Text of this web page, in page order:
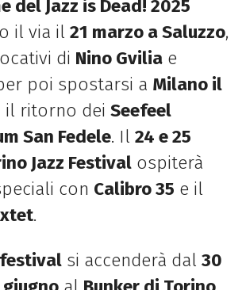
del Jazz is Dead! 2025
il via il 21 marzo a Saluzzo,
di Nino Gviliae
poi spostarsi a Milano il
ritorno dei Seefeel
San Fedele. Il 24 e 25
Jazz Festivalospiterà
con Calibro 35 e il
.
si accenderà dal 30